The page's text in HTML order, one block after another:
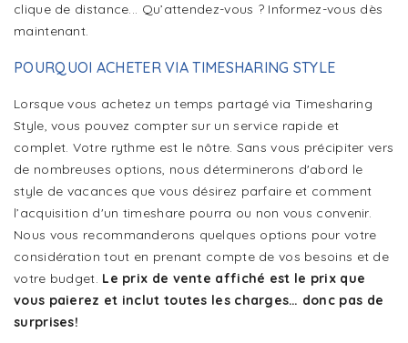
clique de distance... Qu’attendez-vous ? Informez-vous dès
maintenant.
POURQUOI ACHETER VIA TIMESHARING STYLE
Lorsque vous achetez un temps partagé via Timesharing
Style, vous pouvez compter sur un service rapide et
complet. Votre rythme est le nôtre. Sans vous précipiter vers
de nombreuses options, nous déterminerons d'abord le
style de vacances que vous désirez parfaire et comment
l’acquisition d'un timeshare pourra ou non vous convenir.
Nous vous recommanderons quelques options pour votre
considération tout en prenant compte de vos besoins et de
votre budget. Le prix de vente affiché est le prix que
vous paierez et inclut toutes les charges… donc pas de
surprises!